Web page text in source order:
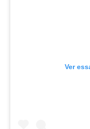
Ver